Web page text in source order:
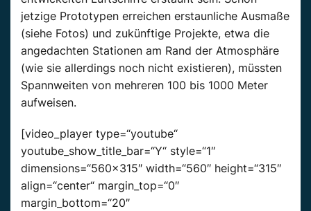
jetzige Prototypen erreichen erstaunliche Ausmaße
(siehe Fotos) und zukünftige Projekte, etwa die
angedachten Stationen am Rand der Atmosphäre
(wie sie allerdings noch nicht existieren), müssten
Spannweiten von mehreren 100 bis 1000 Meter
aufweisen.
[video_player type=“youtube“
youtube_show_title_bar=“Y“ style=“1″
dimensions=“560×315″ width=“560″ height=“315″
align=“center“ margin_top=“0″
margin_bottom=“20″